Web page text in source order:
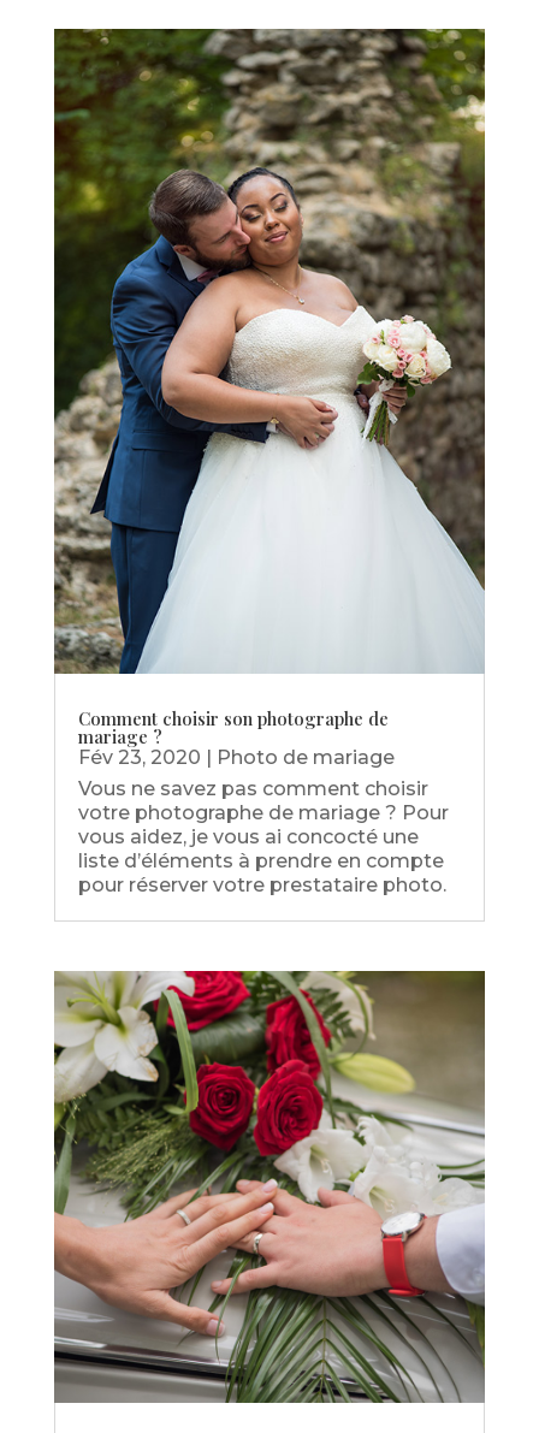
Comment choisir son photographe de
mariage ?
Fév 23, 2020 | Photo de mariage
Vous ne savez pas comment choisir
votre photographe de mariage ? Pour
vous aidez, je vous ai concocté une
liste d’éléments à prendre en compte
pour réserver votre prestataire photo.